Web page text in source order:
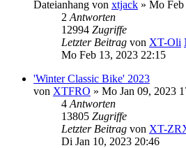
Dateianhang von xtjack » Mo
2 Antworten
12994 Zugriffe
Letzter Beitrag von XT-Oli
Mo Feb 13, 2023 22:15
'Winter Classic Bike' 2023
von XTFRO » Mo Jan 09, 2023
4 Antworten
13805 Zugriffe
Letzter Beitrag von XT-
Di Jan 10, 2023 20:46